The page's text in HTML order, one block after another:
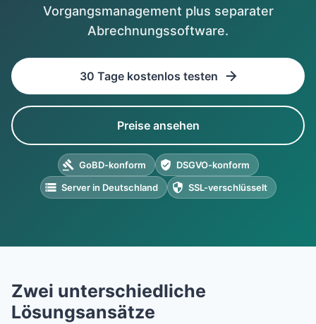
Vorgangsmanagement plus separater
Abrechnungssoftware.
30 Tage kostenlos testen
Preise ansehen
GoBD-konform
DSGVO-konform
Server in Deutschland
SSL-verschlüsselt
Zwei unterschiedliche
Lösungsansätze